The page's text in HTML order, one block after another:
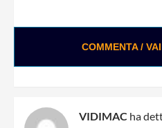
COMMENTA /
VIDIMAC ha